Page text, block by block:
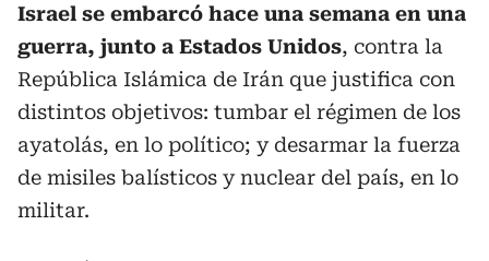
Israel se embarcó hace una semana en una
guerra, junto a Estados Unidos, contra la
República Islámica de Irán que justifica con
distintos objetivos: tumbar el régimen de los
ayatolás, en lo político; y desarmar la fuerza
de misiles balísticos y nuclear del país, en lo
militar.